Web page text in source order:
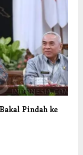
Pindah ke